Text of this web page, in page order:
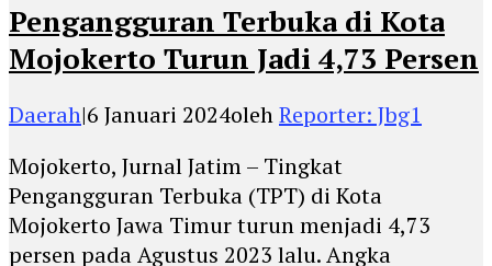
Pengangguran Terbuka di Kota
Mojokerto Turun Jadi 4,73 Persen
Daerah|6 Januari 2024olehReporter: Jbg1
Mojokerto, Jurnal Jatim – Tingkat
Pengangguran Terbuka (TPT) di Kota
Mojokerto Jawa Timur turun menjadi 4,73
persen pada Agustus 2023 lalu. Angka